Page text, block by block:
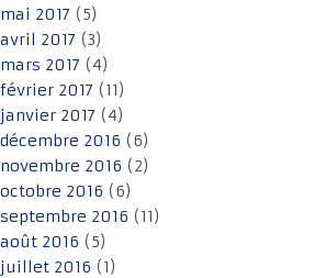
mai 2017 (5)
avril 2017 (3)
mars 2017 (4)
février 2017 (11)
janvier 2017 (4)
décembre 2016 (6)
novembre 2016 (2)
octobre 2016 (6)
septembre 2016 (11)
août 2016 (5)
juillet 2016 (1)